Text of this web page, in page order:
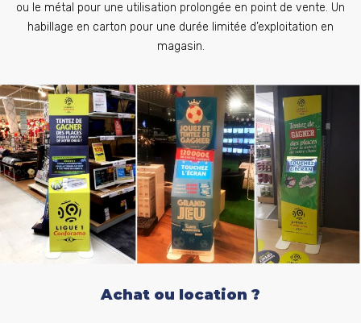
ou le métal pour une utilisation prolongée en point de vente. Un
habillage en carton pour une durée limitée d’exploitation en
magasin.
Achat ou location ?